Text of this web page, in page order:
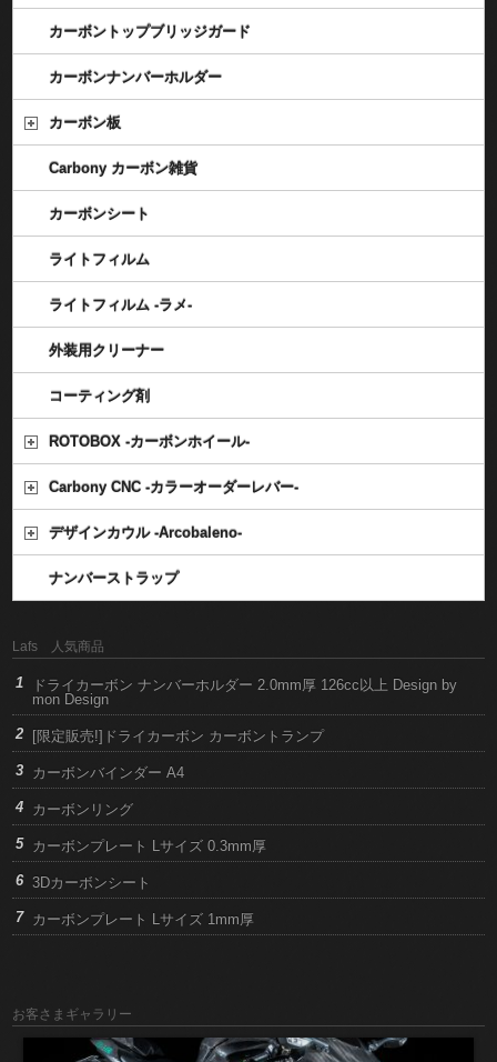
カーボントップブリッジガード
カーボンナンバーホルダー
カーボン板
Carbony カーボン雑貨
カーボンシート
ライトフィルム
ライトフィルム -ラメ-
外装用クリーナー
コーティング剤
ROTOBOX -カーボンホイール-
Carbony CNC -カラーオーダーレバー-
デザインカウル -Arcobaleno-
ナンバーストラップ
Lafs 人気商品
ドライカーボン ナンバーホルダー 2.0mm厚 126cc以上 Design by
mon Design
[限定販売!]ドライカーボン カーボントランプ
カーボンバインダー A4
カーボンリング
カーボンプレート Lサイズ 0.3mm厚
3Dカーボンシート
カーボンプレート Lサイズ 1mm厚
お客さまギャラリー